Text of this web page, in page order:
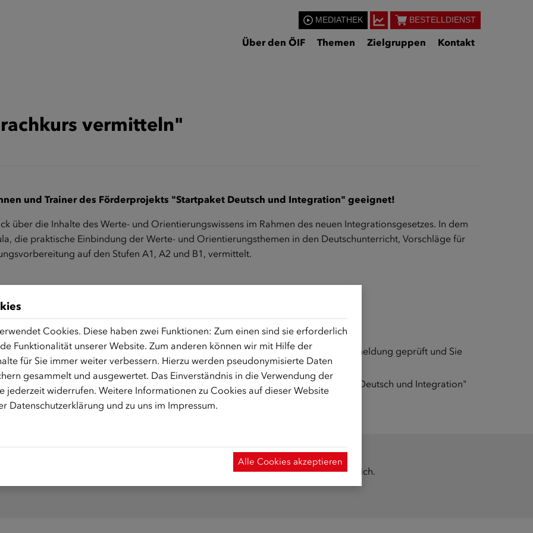
MEDIATHEK BESTELLDIENST
Über den ÖIF Themen Zielgruppen Kontakt
vermitteln"
und Trainer des Förderprojekts "Startpaket Deutsch und Integration" geeignet!
über die Inhalte des Werte- und Orientierungswissens im Rahmen des neuen Integrationsgesetzes. In dem
die praktische Einbindung der Werte- und Orientierungsthemen in den Deutschunterricht, Vorschläge für
auf den Stufen A1, A2 und B1, vermittelt.
vorerst um eine Vormerkung handelt. In den folgenden Schritten wird Ihre Anmeldung geprüft und Sie
Sie in der ÖIF-Datenbank als Trainerin/Trainer für das Förderprojekt "Startpaket Deutsch und Integration"
einen Tag vor Kursbeginn erfolgen. Die Anmeldung ist leider nicht mehr möglich.
Cookies. Diese haben zwei Funktionen: Zum einen sind sie erforderlich
Funktionalität unserer Website. Zum anderen können wir mit Hilfe der
für Sie immer weiter verbessern. Hierzu werden pseudonymisierte Daten
gesammelt und ausgewertet. Das Einverständnis in die Verwendung der
jederzeit widerrufen. Weitere Informationen zu Cookies auf dieser Website
Datenschutzerklärung und zu uns im Impressum.
Alle Cookies akzeptieren